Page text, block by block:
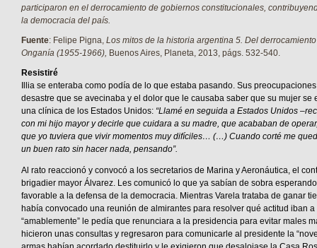
participaron en el derrocamiento de gobiernos constitucionales,
la democracia del país.
Fuente: Felipe Pigna, Los mitos de la historia argentina 5. Del
Onganía (1955-1966), Buenos Aires, Planeta, 2013, págs. 532-540.
Resistiré
Illia se enteraba como podía de lo que estaba pasando. Sus
desastre que se avecinaba y el dolor que le causaba saber que su mujer se
una clínica de los Estados Unidos: “Llamé en seguida a Estados Unidos
con mi hijo mayor y decirle que cuidara a su madre, que acababan de
que yo tuviera que vivir momentos muy difíciles… (…) Cuando corté me
un buen rato sin hacer nada, pensando”.
Al rato reaccionó y convocó a los secretarios de Marina y Aeronáutica, el
brigadier mayor Álvarez. Les comunicó lo que ya sabían de sobra
favorable a la defensa de la democracia. Mientras Varela trataba de ganar
había convocado una reunión de almirantes para resolver qué actitud iban a
“amablemente” le pedía que renunciara a la presidencia para evitar males
hicieron unas consultas y regresaron para comunicarle al presidente la